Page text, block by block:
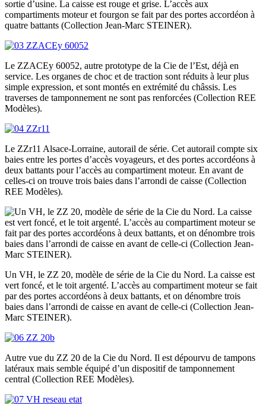
sortie d’usine. La caisse est rouge et grise. L’accès aux
compartiments moteur et fourgon se fait par des portes accordéon à
quatre battants (Collection Jean-Marc STEINER).
Le ZZACEy 60052, autre prototype de la Cie de l’Est, déjà en
service. Les organes de choc et de traction sont réduits à leur plus
simple expression, et sont montés en extrémité du châssis. Les
traverses de tamponnement ne sont pas renforcées (Collection REE
Modèles).
Le ZZr11 Alsace-Lorraine, autorail de série. Cet autorail compte six
baies entre les portes d’accès voyageurs, et des portes accordéons à
deux battants pour l’accès au compartiment moteur. En avant de
celles-ci on trouve trois baies dans l’arrondi de caisse (Collection
REE Modèles).
Un VH, le ZZ 20, modèle de série de la Cie du Nord. La caisse est
vert foncé, et le toit argenté. L’accès au compartiment moteur se fait
par des portes accordéons à deux battants, et on dénombre trois
baies dans l’arrondi de caisse en avant de celle-ci (Collection Jean-
Marc STEINER).
Autre vue du ZZ 20 de la Cie du Nord. Il est dépourvu de tampons
latéraux mais semble équipé d’un dispositif de tamponnement
central (Collection REE Modèles).